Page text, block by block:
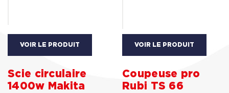
VOIR LE PRODUIT VOIR LE PRODUIT
Scie circulaire
1400w Makita
Coupeuse pro
Rubi TS 66